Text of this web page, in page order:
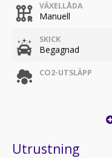
VÄXELLÅDA
Manuell
SKICK
Begagnad
CO2-UTSLÄPP
Utrustning